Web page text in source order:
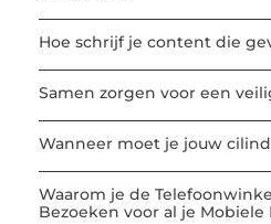
Hoe schrijf je content die
Samen zorgen voor een
Wanneer moet je jouw
Waarom je de
Bezoeken voor al je